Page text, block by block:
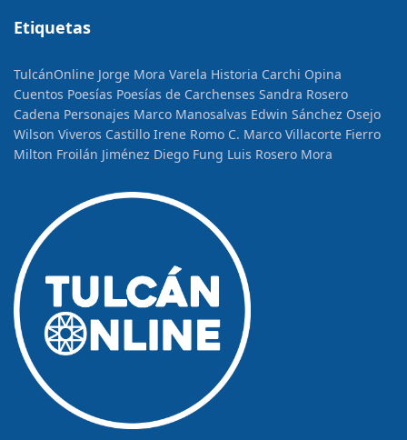
Etiquetas
TulcánOnline Jorge Mora Varela Historia Carchi Opina
Cuentos Poesías Poesías de Carchenses Sandra Rosero
Cadena Personajes Marco Manosalvas Edwin Sánchez Osejo
Wilson Viveros Castillo Irene Romo C. Marco Villacorte Fierro
Milton Froilán Jiménez Diego Fung Luis Rosero Mora